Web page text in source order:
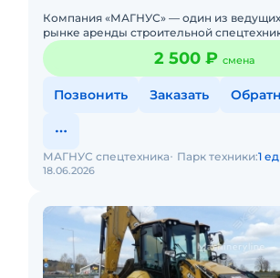
Компания «МАГНУС» — один из ведущих
рынке аренды строительной
многолетним опытом работы. Мы
частны
2 500 ₽ смена
Позвонить Заказать
18.06.2026
МАГНУС спецтехника Парк техники:1